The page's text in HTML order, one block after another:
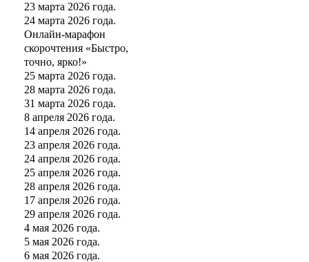
23 марта 2026 года.
24 марта 2026 года.
Онлайн-марафон
скорочтения «Быстро,
точно, ярко!»
25 марта 2026 года.
28 марта 2026 года.
31 марта 2026 года.
8 апреля 2026 года.
14 апреля 2026 года.
23 апреля 2026 года.
24 апреля 2026 года.
25 апреля 2026 года.
28 апреля 2026 года.
17 апреля 2026 года.
29 апреля 2026 года.
4 мая 2026 года.
5 мая 2026 года.
6 мая 2026 года.